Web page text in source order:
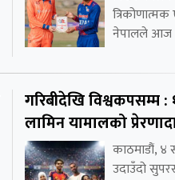
नेपालले आज
गरिबीदेखि विश्वकपसम्म :
लामिन यामालको
काठमाडौं, ४
उदाउँदो